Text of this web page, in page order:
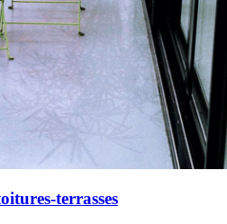
terrasses